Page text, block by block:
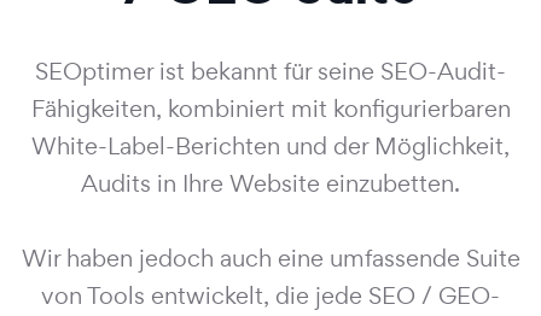
SEOptimer ist bekannt für seine SEO-Audit-
Fähigkeiten, kombiniert mit konfigurierbaren
White-Label-Berichten und der Möglichkeit,
Audits in Ihre Website einzubetten.
Wir haben jedoch auch eine umfassende Suite
von Tools entwickelt, die jede SEO / GEO-